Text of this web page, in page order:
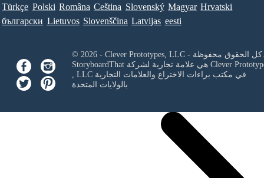
Türkçe Polski Româna Ceština Slovenský Magyar Hrvatski
български Lietuvos Slovenščina Latvijas eesti
© 2026 - Clever Prototypes, LLC - كل الحقوق محفوظة.
StoryboardThat هي علامة تجارية لشركة Clever
, LLCفي مكتب براءات الاختراع والعلامات التجارية
بالولايات المتحدة